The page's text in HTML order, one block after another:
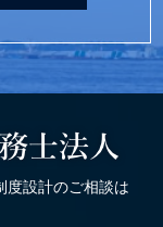
度設計のご相談は